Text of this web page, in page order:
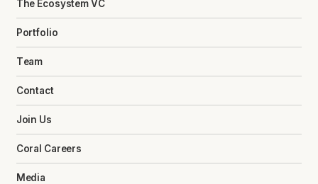
The Ecosystem VC
Portfolio
Team
Contact
Join Us
Coral Careers
Media